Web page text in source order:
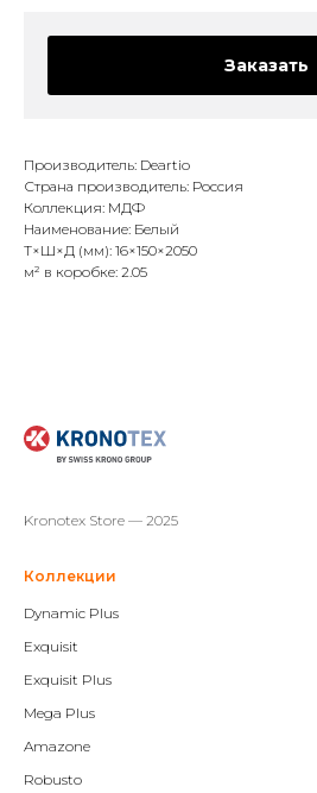
Заказать
Производитель: Deartio
Страна производитель: Россия
Коллекция: МДФ
Наименование: Белый
Т×Ш×Д (мм): 16×150×2050
м² в коробке: 2.05
Kronotex Store — 2025
Коллекции
Dynamic Plus
Exquisit
Exquisit Plus
Mega Plus
Amazone
Robusto